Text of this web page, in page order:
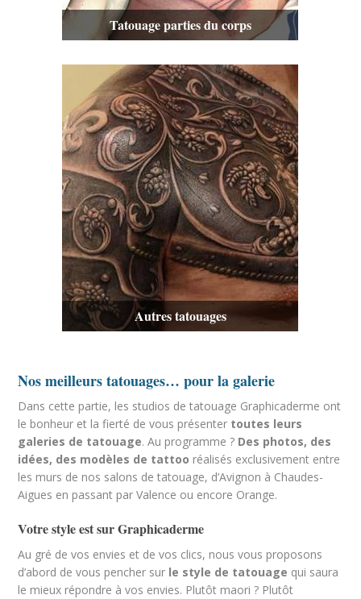
Tatouage parties du corps
Autres tatouages
Nos meilleurs tatouages… pour la galerie
Dans cette partie, les studios de tatouage Graphicaderme ont
le bonheur et la fierté de vous présenter toutes leurs
galeries de tatouage. Au programme ? Des photos, des
idées, des modèles de tattoo réalisés exclusivement entre
les murs de nos salons de tatouage, d’Avignon à Chaudes-
Aigues en passant par Valence ou encore Orange.
Votre style est sur Graphicaderme
Au gré de vos envies et de vos clics, nous vous proposons
d’abord de vous pencher sur le style de tatouage qui saura
le mieux répondre à vos envies. Plutôt maori ? Plutôt